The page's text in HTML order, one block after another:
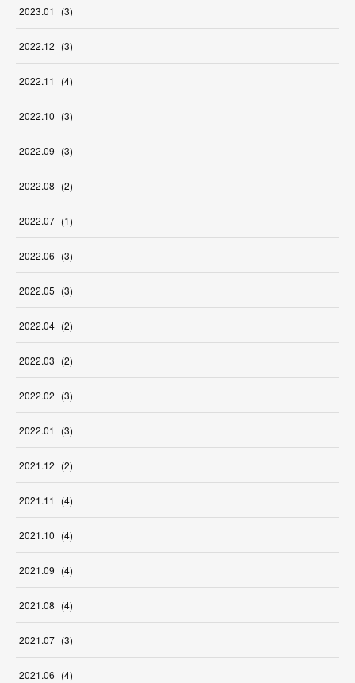
2023.01 (3)
2022.12 (3)
2022.11 (4)
2022.10 (3)
2022.09 (3)
2022.08 (2)
2022.07 (1)
2022.06 (3)
2022.05 (3)
2022.04 (2)
2022.03 (2)
2022.02 (3)
2022.01 (3)
2021.12 (2)
2021.11 (4)
2021.10 (4)
2021.09 (4)
2021.08 (4)
2021.07 (3)
2021.06 (4)